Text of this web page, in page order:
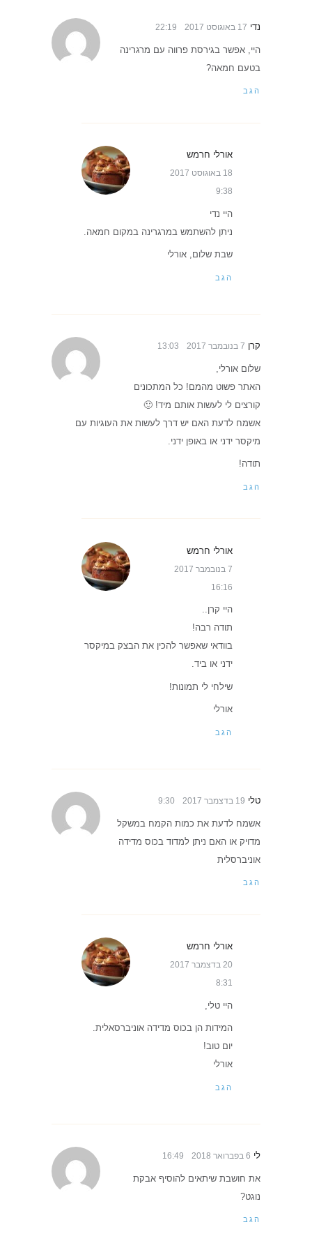
נדי 17 באוגוסט 2017 22:19
היי, אפשר בגירסת פרווה עם מרגרינה
בטעם חמאה?
הגב
אורלי חרמש
18 באוגוסט 2017
9:38
היי נדי
ניתן להשתמש במרגרינה במקום חמאה.
שבת שלום, אורלי
הגב
קרן 7 בנובמבר 2017 13:03
שלום אורלי,
האתר פשוט מהמם! כל המתכונים
קורצים לי לעשות אותם מיד! 🙂
אשמח לדעת האם יש דרך לעשות את העוגיות עם
מיקסר ידני או באופן ידני.
תודה!
הגב
אורלי חרמש
7 בנובמבר 2017
16:16
היי קרן..
תודה רבה!
בוודאי שאפשר להכין את הבצק במיקסר
ידני או ביד.
שילחי לי תמונות!
אורלי
הגב
טלי 19 בדצמבר 2017 9:30
אשמח לדעת את כמות הקמח במשקל
מדויק או האם ניתן למדוד בכוס מדידה
אוניברסלית
הגב
אורלי חרמש
20 בדצמבר 2017
8:31
היי טלי,
המידות הן בכוס מדידה אוניברסאלית.
יום טוב!
אורלי
הגב
לי 6 בפברואר 2018 16:49
את חושבת שיתאים להוסיף אבקת
נוגט?
הגב